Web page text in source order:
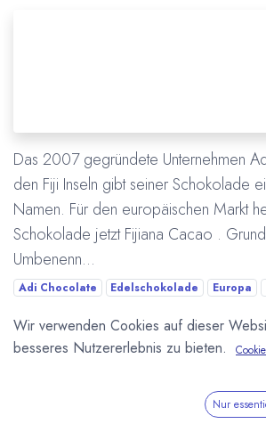
Das 2007 gegründete Unternehmen
den Fiji Inseln gibt seiner Schokolade
Namen. Für den europäischen Markt
Schokolade jetzt Fijiana Cacao .
Umbenenn...
Adi Chocolate Edelschokolade Europa
Mehr lesen
Wir verwenden Cookies auf dieser
besseres Nutzererlebnis zu bieten.
Nur